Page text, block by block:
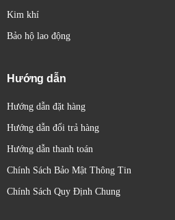
Kim khí
Bảo hộ lao động
Hướng dẫn
Hướng dẫn đặt hàng
Hướng dẫn đổi trả hàng
Hướng dẫn thanh toán
Chính Sách Bảo Mật Thông Tin
Chính Sách Quy Định Chung